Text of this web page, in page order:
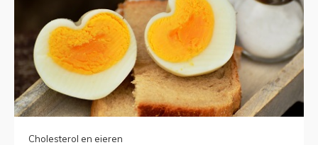
Cholesterol en eieren